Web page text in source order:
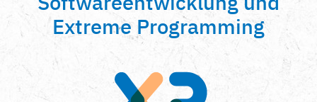
Extreme Programming